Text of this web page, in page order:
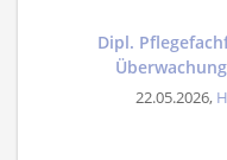
Dipl.
22.05.2026,